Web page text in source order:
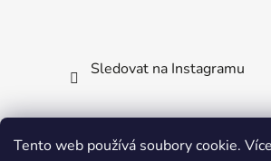
Tento web používá soubory cookie.
Sledovat na Instagramu